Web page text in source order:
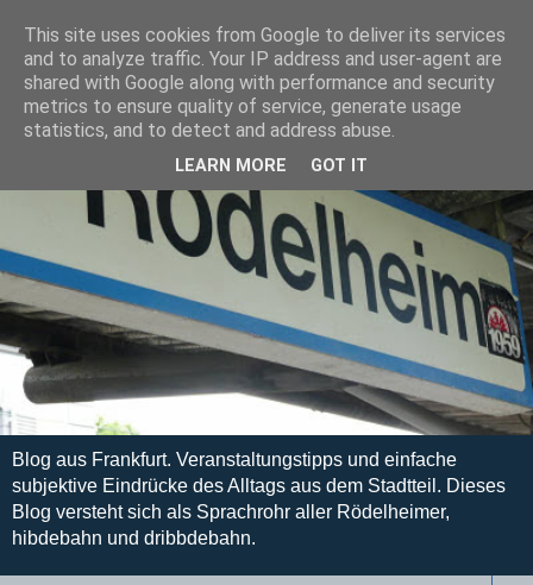
Blog aus Frankfurt. Veranstaltungstipps und einfache
subjektive Eindrücke des Alltags aus dem Stadtteil. Dieses
Blog versteht sich als Sprachrohr aller Rödelheimer,
hibdebahn und dribbdebahn.
This site uses cookies from Google to deliver its services
and to analyze traffic. Your IP address and user-agent are
shared with Google along with performance and security
metrics to ensure quality of service, generate usage
statistics, and to detect and address abuse.
LEARN MORE GOT IT